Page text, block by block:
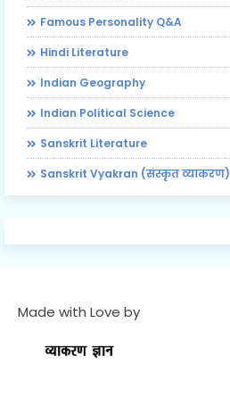
Famous Personality Q&A
Hindi Literature
Indian Geography
Indian Political Science
Sanskrit Literature
Sanskrit Vyakran (संस्कृत व्याकरण)
Made with Love by